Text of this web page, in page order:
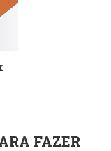
FAZER